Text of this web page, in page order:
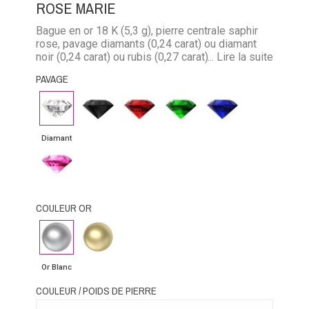
ROSE MARIE
Bague en or 18 K (5,3 g), pierre centrale saphir
rose, pavage diamants (0,24 carat) ou diamant
noir (0,24 carat) ou rubis (0,27 carat) ou
ou saphir rose (0,27 carat).
... Lire la suite
PAVAGE
Diamant
Diamant
Diamant
noir
Rubis Emeraude
Saphir
bleu
Saphir
rose
COULEUR OR
Or
Blanc
Or Blanc
Or
Jaune
COULEUR / POIDS DE PIERRE